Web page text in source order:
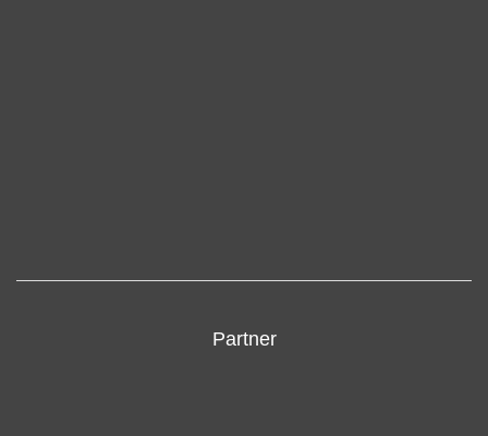
Partner